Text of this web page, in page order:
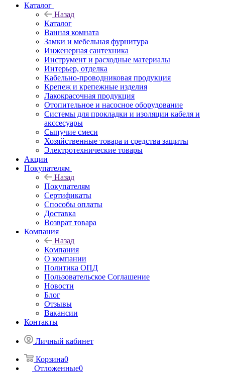
Каталог
Назад
Каталог
Ванная комната
Замки и мебельная фурнитура
Инженерная сантехника
Инструмент и расходные материалы
Интерьер, отделка
Кабельно-проводниковая продукция
Крепеж и крепежные изделия
Лакокрасочная продукция
Отопительное и насосное оборудование
Системы для прокладки и изоляции кабеля и
акссесуары
Сыпучие смеси
Хозяйственные товара и средства защиты
Электротехнические товары
Акции
Покупателям
Назад
Покупателям
Сертификаты
Способы оплаты
Доставка
Возврат товара
Компания
Назад
Компания
О компании
Политика ОПД
Пользовательское Соглашение
Новости
Блог
Отзывы
Вакансии
Контакты
Личный кабинет
Корзина0
Отложенные0